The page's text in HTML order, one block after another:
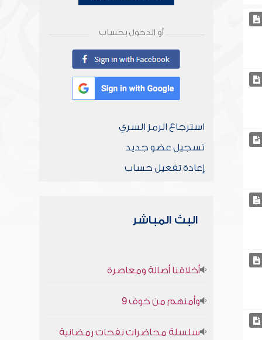
أو الدخول بحساب
استرجاع الرمز السري
تسجيل عضو جديد
إعادة تفعيل حساب
البث المباشر
أخلاقنا أصالة ومعاصرة
وأمنهم من خوف 9
سلسلة محاضرات نفحات رمضانية